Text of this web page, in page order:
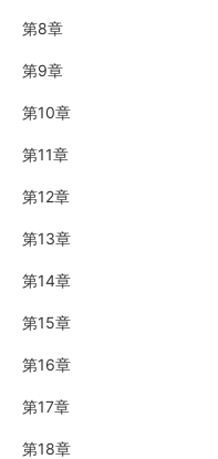
第8章
第9章
第10章
第11章
第12章
第13章
第14章
第15章
第16章
第17章
第18章